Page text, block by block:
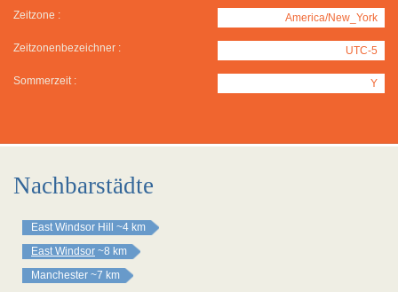
Zeitzone : America/New_York
Zeitzonenbezeichner : UTC-5
Sommerzeit : Y
Nachbarstädte
East Windsor Hill
~4 km
East Windsor ~8 km
Manchester ~7 km